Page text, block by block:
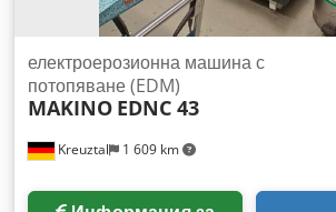
Kreuztal 1 609 km
електроерозионна машина с
потопяване (EDM)
MAKINO EDNC 43